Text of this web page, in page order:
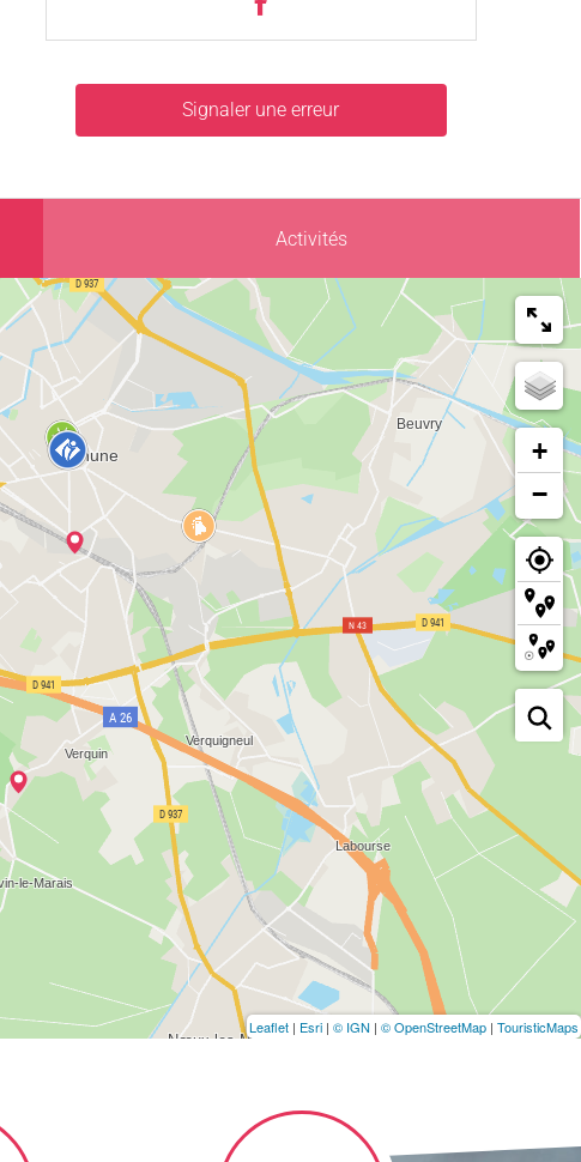
Signaler une erreur
Activités
+
−
Leaflet | Esri | © IGN | © OpenStreetMap | TouristicMaps